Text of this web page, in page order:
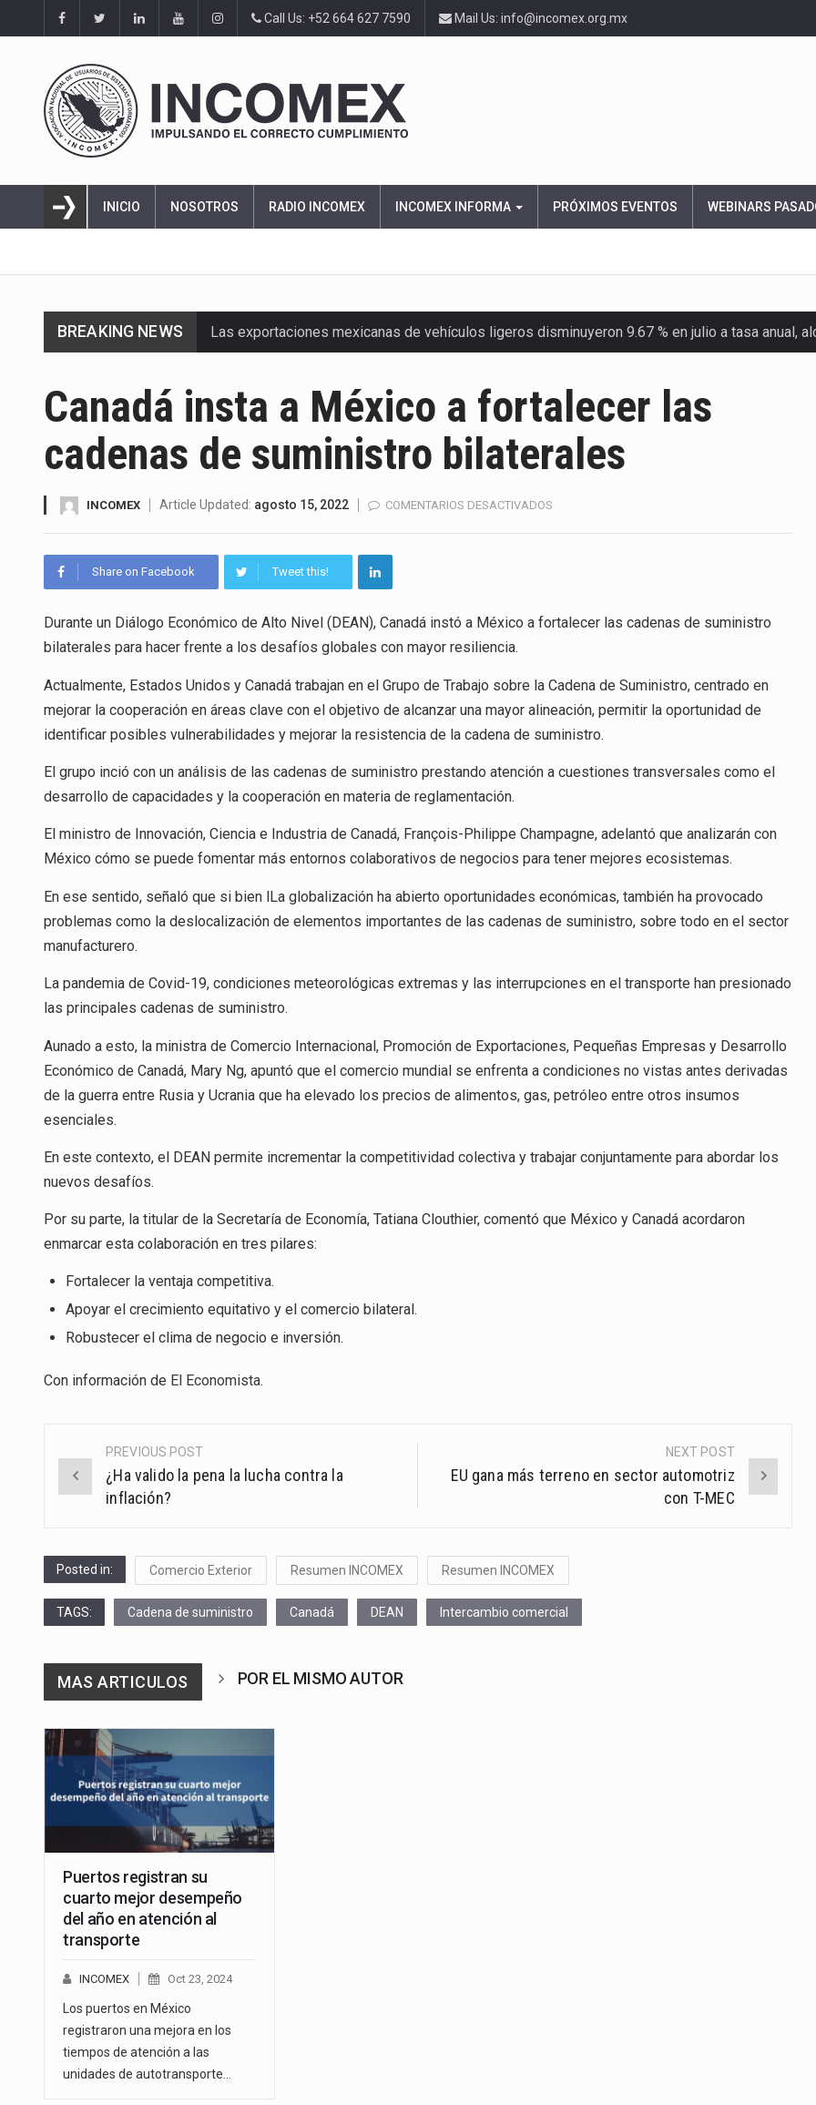
Call Us: +52 664 627 7590 Mail Us: info@incomex.org.mx
INICIO NOSOTROS RADIO INCOMEX INCOMEX INFORMA PRÓXIMOS EVENTOS WEBINARS
BREAKING NEWS Las exportaciones mexicanas de vehículos ligeros disminuyeron 9.67 % en julio a tasa anual,
La Coalition for a Prosperous America (CPA) solicitó al gobierno de Estados Unidos mantener
Solo el 17.8 % de las empresas en México se considera totalmente preparada para la…
Ante la suspensión temporal de las inspecciones sanitarias del Departamento de Agricultura
Los créditos fiscales determinados a empresas IMMEX rara vez nacen de una interpretación
La industria automotriz mexicana concentra más de la mitad de las quejas bajo el Mecanismo…
La inversión fija bruta en México registró un aumento de 1.1% interanual en mayo de…
El Departamento de Agricultura de Estados Unidos (USDA) suspendió el 5 de agosto de 2026…
Canadá insta a México a fortalecer las
cadenas de suministro bilaterales
INCOMEX Article Updated: agosto 15, 2022 COMENTARIOS DESACTIVADOS
FORTALECER
DE
BILATERALES
Share on Facebook Tweet this!
Durante un Diálogo Económico de Alto Nivel (DEAN), Canadá instó a México a fortalecer las cadenas de suministro
bilaterales para hacer frente a los desafíos globales con mayor resiliencia.
Actualmente, Estados Unidos y Canadá trabajan en el Grupo de Trabajo sobre la Cadena de Suministro, centrado en
mejorar la cooperación en áreas clave con el objetivo de alcanzar una mayor alineación, permitir la oportunidad de
identificar posibles vulnerabilidades y mejorar la resistencia de la cadena de suministro.
El grupo inció con un análisis de las cadenas de suministro prestando atención a cuestiones transversales como el
desarrollo de capacidades y la cooperación en materia de reglamentación.
El ministro de Innovación, Ciencia e Industria de Canadá, François-Philippe Champagne, adelantó que analizarán con
México cómo se puede fomentar más entornos colaborativos de negocios para tener mejores ecosistemas.
En ese sentido, señaló que si bien lLa globalización ha abierto oportunidades económicas, también ha provocado
problemas como la deslocalización de elementos importantes de las cadenas de suministro, sobre todo en el sector
manufacturero.
La pandemia de Covid-19, condiciones meteorológicas extremas y las interrupciones en el transporte han presionado
las principales cadenas de suministro.
Aunado a esto, la ministra de Comercio Internacional, Promoción de Exportaciones, Pequeñas Empresas y Desarrollo
Económico de Canadá, Mary Ng, apuntó que el comercio mundial se enfrenta a condiciones no vistas antes derivadas
de la guerra entre Rusia y Ucrania que ha elevado los precios de alimentos, gas, petróleo entre otros insumos
esenciales.
En este contexto, el DEAN permite incrementar la competitividad colectiva y trabajar conjuntamente para abordar los
nuevos desafíos.
Por su parte, la titular de la Secretaría de Economía, Tatiana Clouthier, comentó que México y Canadá acordaron
enmarcar esta colaboración en tres pilares:
Fortalecer la ventaja competitiva.
Apoyar el crecimiento equitativo y el comercio bilateral.
Robustecer el clima de negocio e inversión.
Con información de El Economista.
Post
navigation
PREVIOUS POST
¿Ha valido la pena la lucha contra la
inflación?
NEXT POST
EU gana más terreno en sector automotriz
con T-MEC
Posted in: Comercio Exterior Resumen INCOMEX Resumen INCOMEX
TAGS: Cadena de suministro Canadá DEAN Intercambio comercial
MAS ARTICULOS POR EL MISMO AUTOR
Puertos registran su
cuarto mejor desempeño
del año en atención al
transporte
INCOMEX Oct 23, 2024
Los puertos en México
registraron una mejora en los
tiempos de atención a las
unidades de autotransporte…